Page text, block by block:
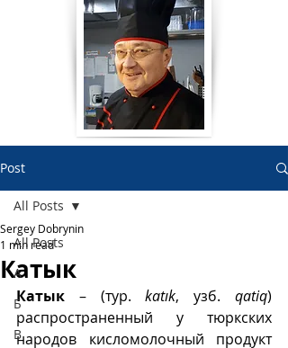
Post
All Posts
А
Б
В
All Posts
Катык
Sergey Dobrynin
1 min read
Катык – (тур. katık, узб. qatiq)
распространенный у тюркских
народов кисломолочный продукт